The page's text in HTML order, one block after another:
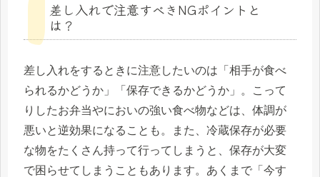
差し入れで注意すべきNGポイントと
は？
差し入れをするときに注意したいのは「相手が食べ
られるかどうか」「保存できるかどうか」。こって
りしたお弁当やにおいの強い食べ物などは、体調が
悪いと逆効果になることも。また、冷蔵保存が必要
な物をたくさん持って行ってしまうと、保存が大変
で困らせてしまうこともあります。あくまで「今す